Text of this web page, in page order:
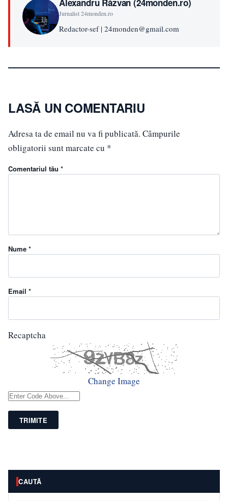
Alexandru Răzvan (24monden.ro)
Jurnalist 24monden.ro
Redactor-sef | 24monden@gmail.com
LASĂ UN COMENTARIU
Adresa ta de email nu va fi publicată. Câmpurile
obligatorii sunt marcate cu *
Comentariul tău *
Nume *
Email *
Recaptcha
Change Image
TRIMITE
CAUTĂ